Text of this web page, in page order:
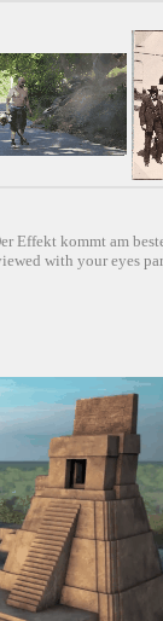
Effekt kommt am
with your eyes